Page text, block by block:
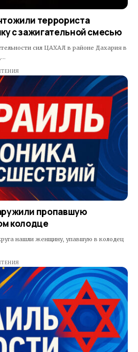
террориста
с зажигательной смесью
сил ЦАХАЛ в районе Дахария в
пропавшую
колодце
нашли женщину, упавшую в колодец